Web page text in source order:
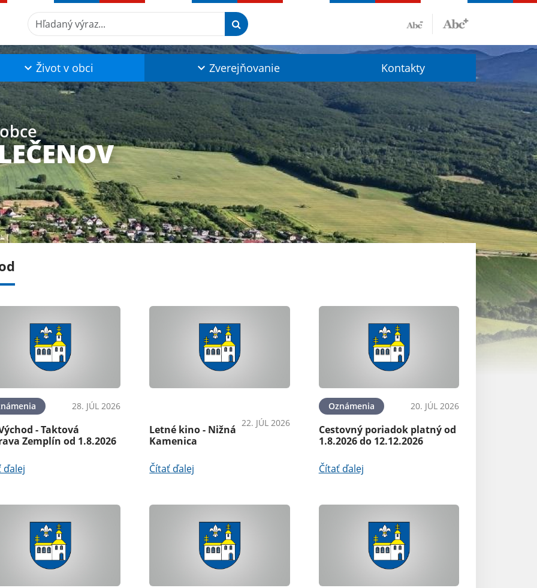
Hľadaný výraz...
Život v obci Zverejňovanie Kontakty
28. JÚL 2026
- Taktová
Zemplín od 1.8.2026
ďalej
22. JÚL 2026
Letné kino - Nižná
Kamenica
Čítať ďalej
Oznámenia 20. JÚL 2026
Cestovný poriadok platný od
1.8.2026 do 12.12.2026
Čítať ďalej